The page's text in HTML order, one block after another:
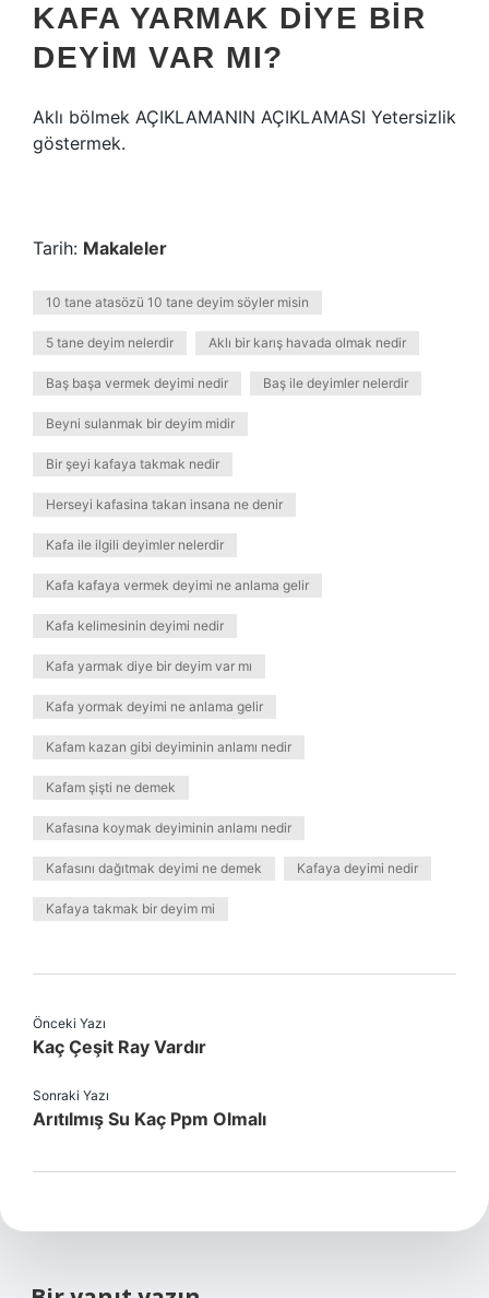
KAFA YARMAK DIYE BIR
DEYIM VAR MI?
Aklı bölmek AÇIKLAMANIN AÇIKLAMASI Yetersizlik
göstermek.
Tarih: Makaleler
10 tane atasözü 10 tane deyim söyler misin
5 tane deyim nelerdir Aklı bir karış havada olmak nedir
Baş başa vermek deyimi nedir Baş ile deyimler nelerdir
Beyni sulanmak bir deyim midir
Bir şeyi kafaya takmak nedir
Herseyi kafasina takan insana ne denir
Kafa ile ilgili deyimler nelerdir
Kafa kafaya vermek deyimi ne anlama gelir
Kafa kelimesinin deyimi nedir
Kafa yarmak diye bir deyim var mı
Kafa yormak deyimi ne anlama gelir
Kafam kazan gibi deyiminin anlamı nedir
Kafam şişti ne demek
Kafasına koymak deyiminin anlamı nedir
Kafasını dağıtmak deyimi ne demek Kafaya deyimi nedir
Kafaya takmak bir deyim mi
Önceki Yazı
Kaç Çeşit Ray Vardır
Sonraki Yazı
Arıtılmış Su Kaç Ppm Olmalı